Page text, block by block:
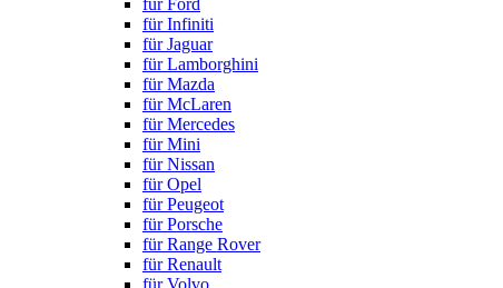
für Ford
für Infiniti
für Jaguar
für Lamborghini
für Mazda
für McLaren
für Mercedes
für Mini
für Nissan
für Opel
für Peugeot
für Porsche
für Range Rover
für Renault
für Volvo